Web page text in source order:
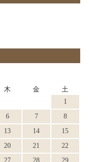
木 金
土
1
6 7
8
13 14
15
20 21
22
27 28
29